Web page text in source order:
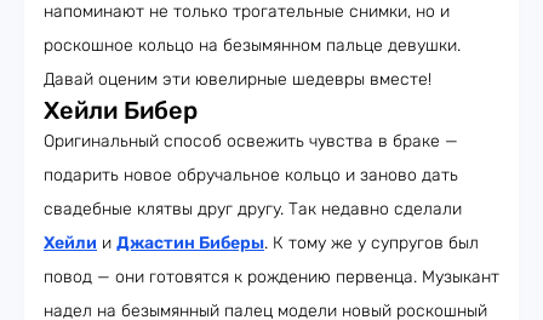
напоминают не только трогательные снимки, но и
роскошное кольцо на безымянном пальце девушки.
Давай оценим эти ювелирные шедевры вместе!
Хейли Бибер
Оригинальный способ освежить чувства в браке —
подарить новое обручальное кольцо и заново дать
свадебные клятвы друг другу. Так недавно сделали
Хейли и Джастин Биберы. К тому же у супругов был
повод — они готовятся к рождению первенца. Музыкант
надел на безымянный палец модели новый роскошный